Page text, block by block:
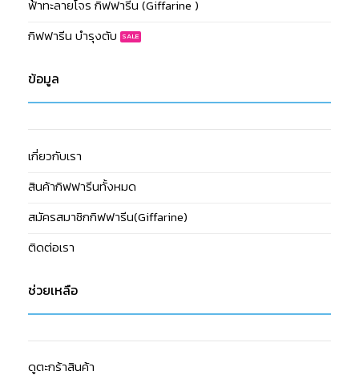
ฟ้าทะลายโจร กิฟฟารีน (Giffarine )
กิฟฟารีน บำรุงตับ
ข้อมูล
เกี่ยวกับเรา
สินค้ากิฟฟารีนทั้งหมด
สมัครสมาชิกกิฟฟารีน(Giffarine)
ติดต่อเรา
ช่วยเหลือ
ดูตะกร้าสินค้า